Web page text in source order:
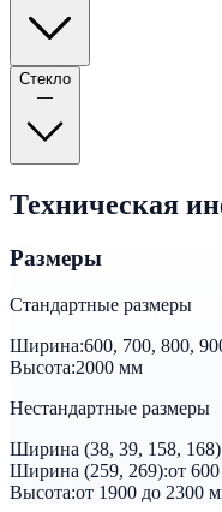
Стекло
—
Техническая
Размеры
Стандартные размеры
Ширина:600, 700, 800,
Высота:2000 мм
Нестандартные размеры
Ширина (38, 39, 158,
Ширина (259, 269):от
Высота:от 1900 до 2300